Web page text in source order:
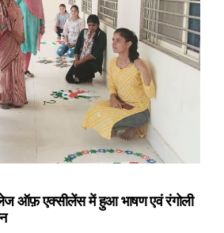
ऑफ़ एक्सीलेंस में हुआ भाषण एवं रंगोली